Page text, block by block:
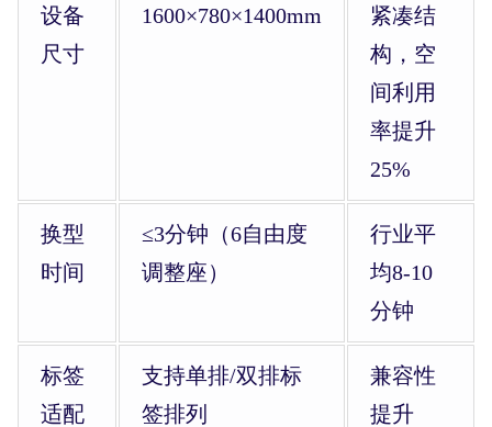
设备
尺寸
1600×780×1400mm
紧凑结
构，空
间利用
率提升
25%
换型
时间
≤3分钟（6自由度
调整座）
行业平
均8-10
分钟
标签
适配
支持单排/双排标
签排列
兼容性
提升